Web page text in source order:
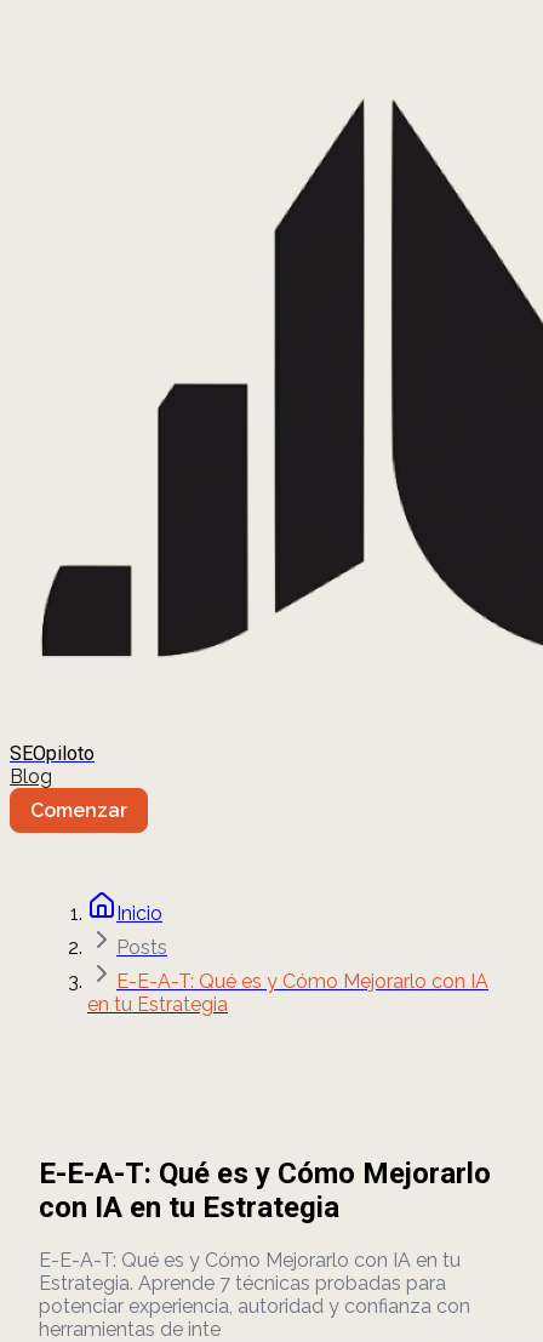
SEOpiloto
Blog
Comenzar
Inicio
Posts
E-E-A-T: Qué es y Cómo Mejorarlo con IA
en tu Estrategia
E-E-A-T: Qué es y Cómo Mejorarlo
con IA en tu Estrategia
E-E-A-T: Qué es y Cómo Mejorarlo con IA en tu
Estrategia. Aprende 7 técnicas probadas para
potenciar experiencia, autoridad y confianza con
herramientas de inte